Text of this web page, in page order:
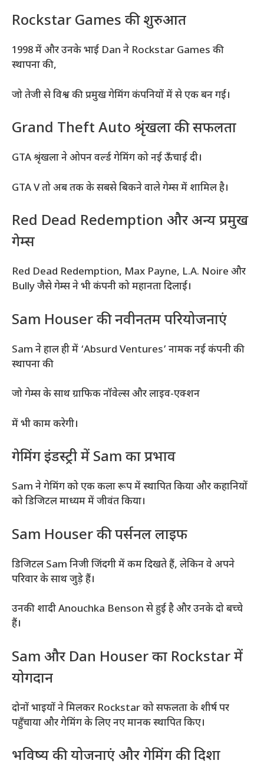
Rockstar Games की शुरुआत
1998 में और उनके भाई Dan ने Rockstar Games की
स्थापना की,
जो तेजी से विश्व की प्रमुख गेमिंग कंपनियों में से एक बन गई।
Grand Theft Auto श्रृंखला की सफलता
GTA श्रृंखला ने ओपन वर्ल्ड गेमिंग को नई ऊँचाई दी।
GTA V तो अब तक के सबसे बिकने वाले गेम्स में शामिल है।
Red Dead Redemption और अन्य प्रमुख
गेम्स
Red Dead Redemption, Max Payne, L.A. Noire और
Bully जैसे गेम्स ने भी कंपनी को महानता दिलाई।
Sam Houser की नवीनतम परियोजनाएं
Sam ने हाल ही में ‘Absurd Ventures’ नामक नई कंपनी की
स्थापना की
जो गेम्स के साथ ग्राफिक नॉवेल्स और लाइव-एक्शन
में भी काम करेगी।
गेमिंग इंडस्ट्री में Sam का प्रभाव
Sam ने गेमिंग को एक कला रूप में स्थापित किया और कहानियों
को डिजिटल माध्यम में जीवंत किया।
Sam Houser की पर्सनल लाइफ
डिजिटल Sam निजी जिंदगी में कम दिखते हैं, लेकिन वे अपने
परिवार के साथ जुड़े हैं।
उनकी शादी Anouchka Benson से हुई है और उनके दो बच्चे
हैं।
Sam और Dan Houser का Rockstar में
योगदान
दोनों भाइयों ने मिलकर Rockstar को सफलता के शीर्ष पर
पहुँचाया और गेमिंग के लिए नए मानक स्थापित किए।
भविष्य की योजनाएं और गेमिंग की दिशा